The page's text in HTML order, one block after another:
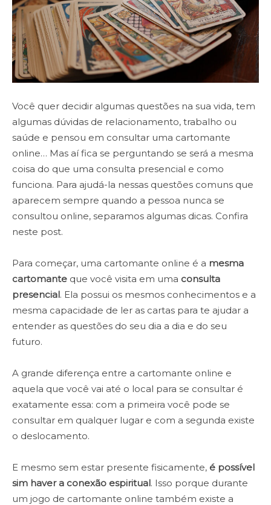
Você quer decidir algumas questões na sua vida, tem
algumas dúvidas de relacionamento, trabalho ou
saúde e pensou em consultar uma cartomante
online… Mas aí fica se perguntando se será a mesma
coisa do que uma consulta presencial e como
funciona. Para ajudá-la nessas questões comuns que
aparecem sempre quando a pessoa nunca se
consultou online, separamos algumas dicas. Confira
neste post.
Para começar, uma cartomante online é a mesma
cartomante que você visita em uma consulta
presencial. Ela possui os mesmos conhecimentos e a
mesma capacidade de ler as cartas para te ajudar a
entender as questões do seu dia a dia e do seu
futuro.
A grande diferença entre a cartomante online e
aquela que você vai até o local para se consultar é
exatamente essa: com a primeira você pode se
consultar em qualquer lugar e com a segunda existe
o deslocamento.
E mesmo sem estar presente fisicamente, é possível
sim haver a conexão espiritual. Isso porque durante
um jogo de cartomante online também existe a